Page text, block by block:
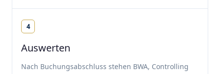
4
Auswerten
Nach Buchungsabschluss stehen BWA, Controlling